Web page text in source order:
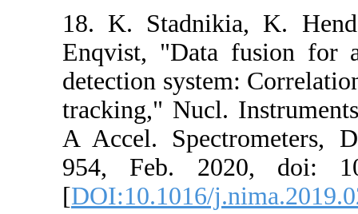
18. K.
Enqvist,
detection
tracking,"
A Accel.
954, Feb.
[DOI:10.1016/